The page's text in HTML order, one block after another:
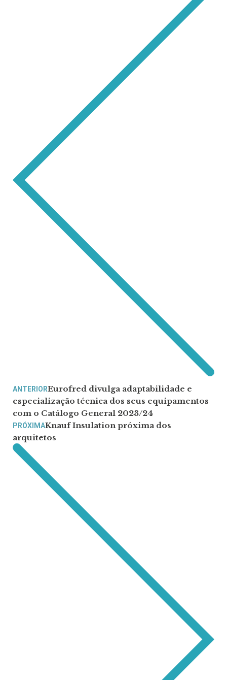
ANTERIOREurofred divulga adaptabilidade e
especialização técnica dos seus equipamentos
com o Catálogo General 2023/24
PRÓXIMAKnauf Insulation próxima dos
arquitetos